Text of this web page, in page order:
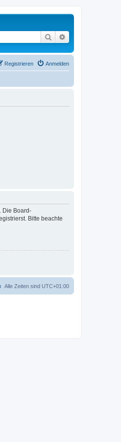
Suche
Anmelden
Registrieren
Die Board-
Bitte beachte
Alle Zeiten sind UTC+01:00